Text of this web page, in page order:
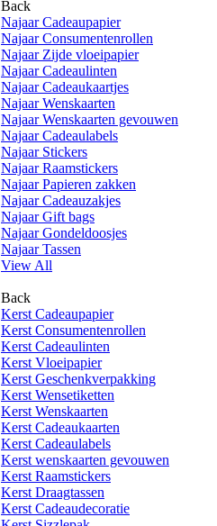
Back
Najaar Cadeaupapier
Najaar Consumentenrollen
Najaar Zijde vloeipapier
Najaar Cadeaulinten
Najaar Cadeaukaartjes
Najaar Wenskaarten
Najaar Wenskaarten gevouwen
Najaar Cadeaulabels
Najaar Stickers
Najaar Raamstickers
Najaar Papieren zakken
Najaar Cadeauzakjes
Najaar Gift bags
Najaar Gondeldoosjes
Najaar Tassen
View All
Back
Kerst Cadeaupapier
Kerst Consumentenrollen
Kerst Cadeaulinten
Kerst Vloeipapier
Kerst Geschenkverpakking
Kerst Wensetiketten
Kerst Wenskaarten
Kerst Cadeaukaarten
Kerst Cadeaulabels
Kerst wenskaarten gevouwen
Kerst Raamstickers
Kerst Draagtassen
Kerst Cadeaudecoratie